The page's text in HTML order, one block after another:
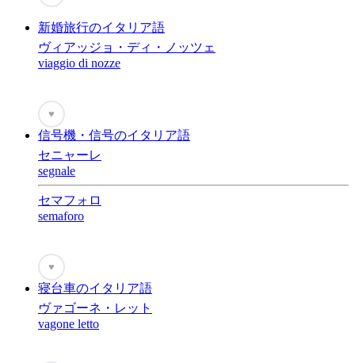
新婚旅行のイタリア語
ヴィアッジョ・ディ・ノッツェ
viaggio di nozze
♥
信号機・信号のイタリア語
セニャーレ
segnale
セマフォロ
semaforo
♥
寝台車のイタリア語
ヴァゴーネ・レット
vagone letto